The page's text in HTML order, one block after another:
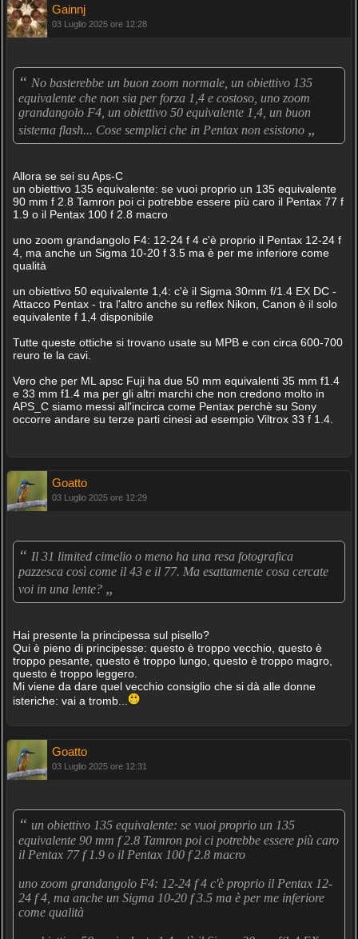
Gainnj
03 Luglio 2025 ore 12:28
“ No basterebbe un buon zoom normale, un obiettivo 135
equivalente che non sia per forza 1,4 e costoso, uno zoom
grandangolo F4, un obiettivo 50 equivalente 1,4, un buon
sistema flash... Cose semplici che in Pentax non esistono „
Allora se sei su Aps-C
un obiettivo 135 equivalente: se vuoi proprio un 135 equivalente
90 mm f 2.8 Tamron poi ci potrebbe essere più caro il Pentax 77 f
1.9 o il Pentax 100 f 2.8 macro
uno zoom grandangolo F4: 12-24 f 4 c'è proprio il Pentax 12-24 f
4, ma anche un Sigma 10-20 f 3.5 ma è per me inferiore come
qualità
un obiettivo 50 equivalente 1,4: c'è il Sigma 30mm f/1.4 EX DC -
Attacco Pentax - tra l'altro anche su reflex Nikon, Canon è il solo
equivalente f 1,4 disponibile
Tutte queste ottiche si trovano usate su MPB e con circa 600-700
reuro te la cavi.
Vero che per ML apsc Fuji ha due 50 mm equivalenti 35 mm f1.4
e 33 mm f1.4 ma per gli altri marchi che non credono molto in
APS_C siamo messi all'incirca come Pentax perchè su Sony
occorre andare su terze parti cinesi ad esempio Viltrox 33 f 1.4.
Goatto
03 Luglio 2025 ore 12:29
“ Il 31 limited cimelio o meno ha una resa fotografica
pazzesca così come il 43 e il 77. Ma esattamente cosa cercate
voi in una lente? „
Hai presente la principessa sul pisello?
Qui è pieno di principesse: questo è troppo vecchio, questo è
troppo pesante, questo è troppo lungo, questo è troppo magro,
questo è troppo leggero.
Mi viene da dare quel vecchio consiglio che si dà alle donne
isteriche: vai a tromb...
Goatto
03 Luglio 2025 ore 12:31
“ un obiettivo 135 equivalente: se vuoi proprio un 135
equivalente 90 mm f 2.8 Tamron poi ci potrebbe essere più caro
il Pentax 77 f 1.9 o il Pentax 100 f 2.8 macro
uno zoom grandangolo F4: 12-24 f 4 c'è proprio il Pentax 12-
24 f 4, ma anche un Sigma 10-20 f 3.5 ma è per me inferiore
come qualità